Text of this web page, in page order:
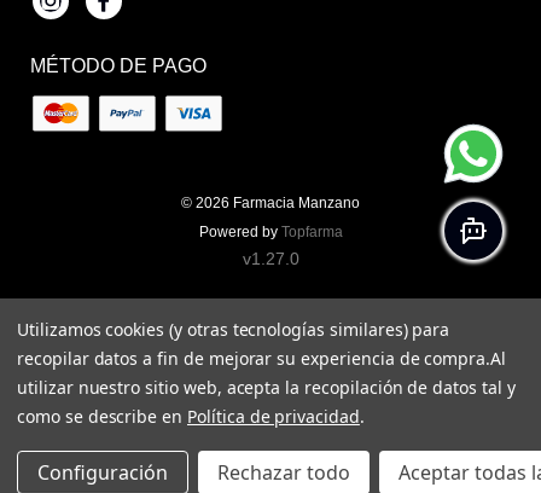
InstagramFacebook
MÉTODO DE PAGO
© 2026 Farmacia Manzano
Powered by Topfarma
v1.27.0
Utilizamos cookies (y otras tecnologías similares) para
recopilar datos a fin de mejorar su experiencia de compra.Al
utilizar nuestro sitio web, acepta la recopilación de datos tal y
como se describe en Política de privacidad.
Configuración Rechazar todo Aceptar todas